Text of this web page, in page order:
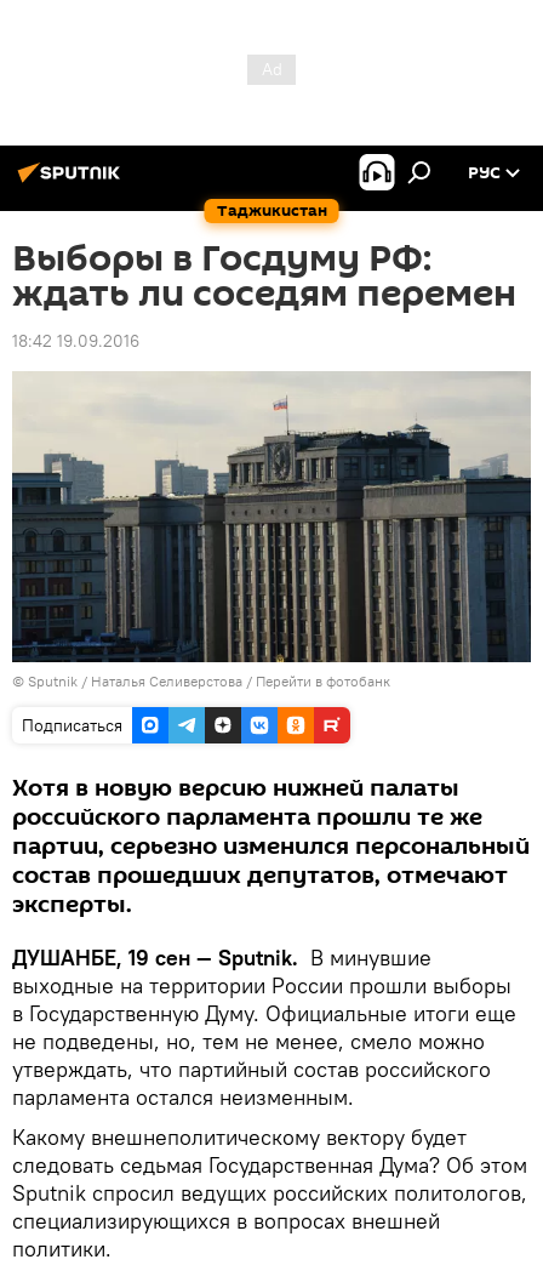
Таджикистан
РУС
Выборы в Госдуму РФ:
ждать ли соседям перемен
18:42 19.09.2016
© Sputnik / Наталья Селиверстова / Перейти в фотобанк
Подписаться
Хотя в новую версию нижней палаты
российского парламента прошли те же
партии, серьезно изменился персональный
состав прошедших депутатов, отмечают
эксперты.
ДУШАНБЕ, 19 сен — Sputnik. В минувшие
выходные на территории России прошли выборы
в Государственную Думу. Официальные итоги еще
не подведены, но, тем не менее, смело можно
утверждать, что партийный состав российского
парламента остался неизменным.
Какому внешнеполитическому вектору будет
следовать седьмая Государственная Дума? Об этом
Sputnik спросил ведущих российских политологов,
специализирующихся в вопросах внешней
политики.